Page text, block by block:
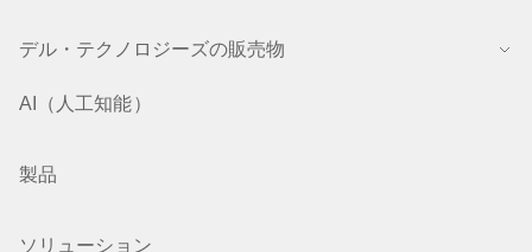
デル・テクノロジーズの販売物
AI（人工知能）
製品
ソリューション